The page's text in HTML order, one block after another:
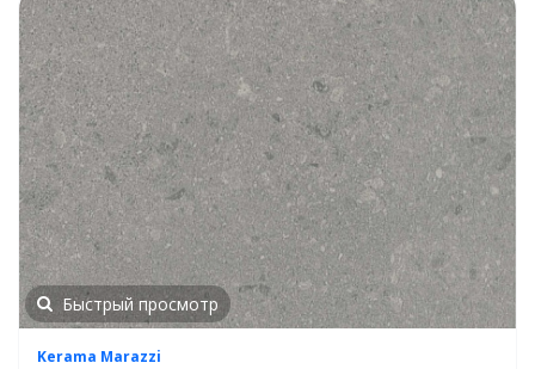
Быстрый просмотр
Kerama Marazzi